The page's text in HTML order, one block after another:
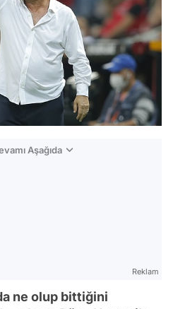
Aşağıda
Reklam
ne olup bittiğini